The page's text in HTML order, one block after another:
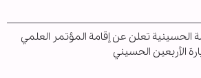
الحسينية تعلن عن إقامة المؤتمر العلمي
الأربعين الحسيني